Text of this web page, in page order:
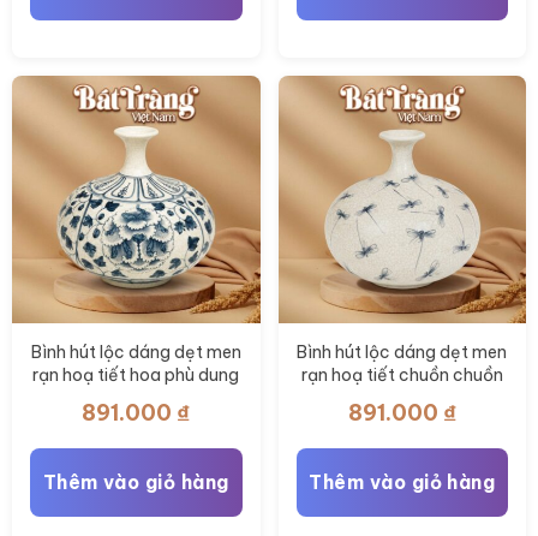
Bình hút lộc dáng dẹt men
rạn hoạ tiết hoa phù dung
891.000 ₫
Thêm vào giỏ hàng
Bình hút lộc dáng dẹt men
rạn hoạ tiết chuồn chuồn
891.000 ₫
Thêm vào giỏ hàng